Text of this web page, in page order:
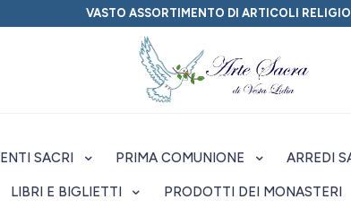
VASTO ASSORTIMENTO DI ARTICOLI
SACRI PRIMA COMUNIONE ARREDI
LIBRI E BIGLIETTI PRODOTTI DEI MONASTERI